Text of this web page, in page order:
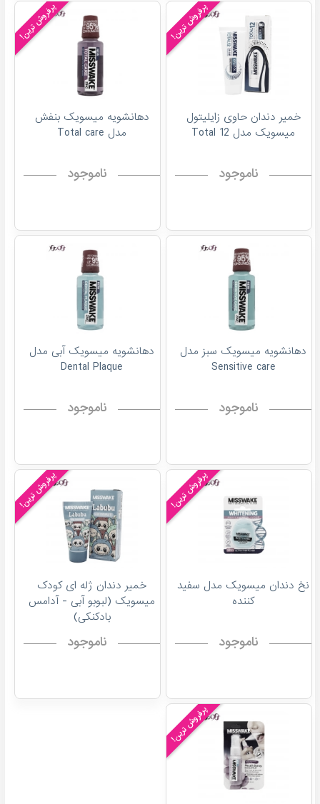
پرفروش ترین!
خمیر دندان حاوی زایلیتول
میسویک مدل Total 12
ناموجود
پرفروش ترین!
دهانشویه میسویک بنفش
مدل Total care
ناموجود
دهانشویه میسویک سبز مدل
Sensitive care
ناموجود
دهانشویه میسویک آبی مدل
Dental Plaque
ناموجود
پرفروش ترین!
نخ دندان میسویک مدل سفید
کننده
ناموجود
پرفروش ترین!
خمیر دندان ژله ای کودک
میسویک (لبوبو آبی - آدامس
بادکنکی)
ناموجود
پرفروش ترین!